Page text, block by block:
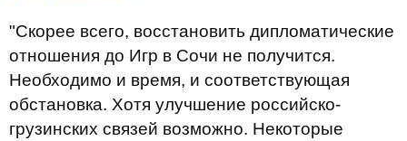
"Скорее всего, восстановить дипломатические
отношения до Игр в Сочи не получится.
Необходимо и время, и соответствующая
обстановка. Хотя улучшение российско-
грузинских связей возможно. Некоторые